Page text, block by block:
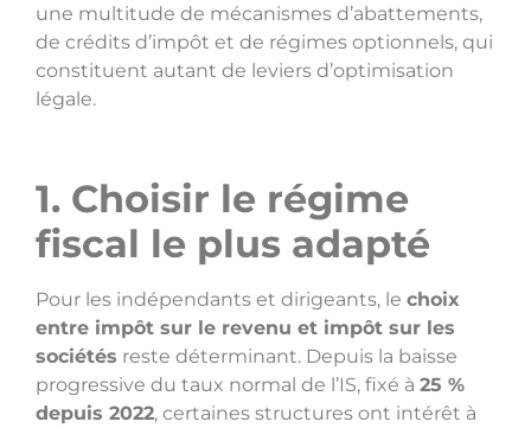
une multitude de mécanismes d’abattements,
de crédits d’impôt et de régimes optionnels, qui
constituent autant de leviers d’optimisation
légale.
1. Choisir le régime
fiscal le plus adapté
Pour les indépendants et dirigeants, le choix
entre impôt sur le revenu et impôt sur les
sociétés reste déterminant. Depuis la baisse
progressive du taux normal de l’IS, fixé à 25 %
depuis 2022, certaines structures ont intérêt à